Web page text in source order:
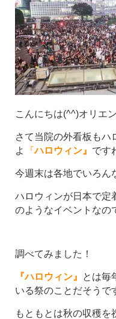
こんにちは(^^)オリエ
さて当院の外看板もハ
よ
『ハロウィン』 です
今週末は各地でいろん
ハロウィンが日本で定
のようなイベントなの
調べてみました！
『ハロウィン』
とは毎
いる祭のことだそうで
もともとは秋の収穫